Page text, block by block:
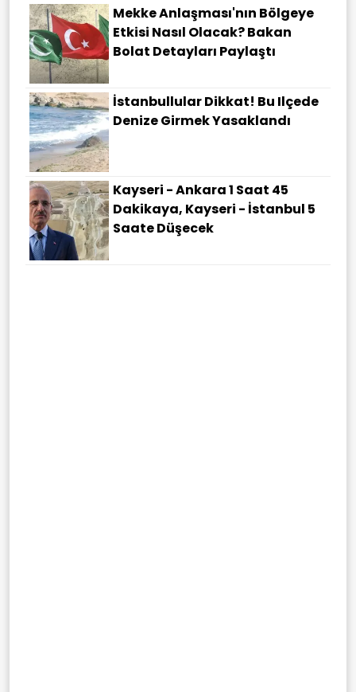
Mekke Anlaşması'nın Bölgeye
Etkisi Nasıl Olacak? Bakan
Bolat Detayları Paylaştı
İstanbullular Dikkat! Bu Ilçede
Denize Girmek Yasaklandı
Kayseri - Ankara 1 Saat 45
Dakikaya, Kayseri - İstanbul 5
Saate Düşecek